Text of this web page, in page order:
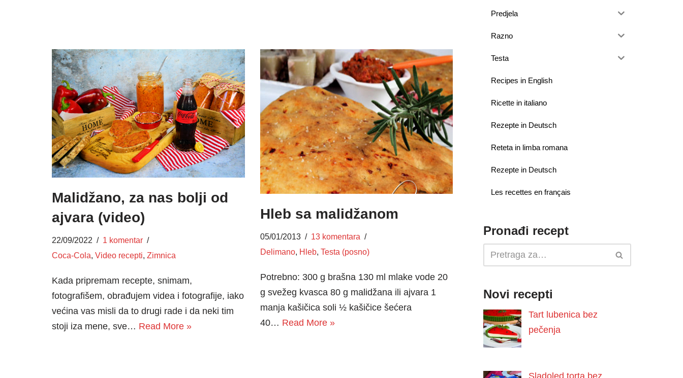
Malidžano, za nas bolji od
ajvara (video)
22/09/2022
1 komentar
Coca-Cola, Video recepti, Zimnica
Kada pripremam recepte, snimam,
fotografišem, obrađujem videa i fotografije, iako
većina vas misli da to drugi rade i da neki tim
stoji iza mene, sve… Read More »
Hleb sa malidžanom
05/01/2013
13 komentara
Delimano, Hleb, Testa (posno)
Potrebno: 300 g brašna 130 ml mlake vode 20
g svežeg kvasca 80 g malidžana ili ajvara 1
manja kašičica soli ½ kašičice šećera
40… Read More »
Predjela
Razno
Testa
Recipes in English
Ricette in italiano
Rezepte in Deutsch
Reteta in limba romana
Rezepte in Deutsch
Les recettes en français
Pronađi recept
Novi recepti
Tart lubenica bez
pečenja
Sladoled torta bez